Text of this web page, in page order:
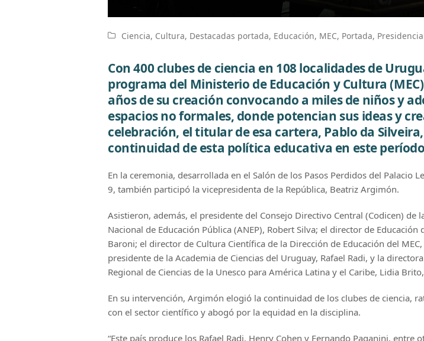
Ciencia, Cultura, Destacadas portada, Educación, MEC, Portada, Presidencia
Con 400 clubes de ciencia en 108 localidades de
programa del Ministerio de Educación y Cultura
años de su creación convocando a miles de niños y
espacios no formales, donde potencian sus ideas y
celebración, el titular de esa cartera, Pablo da
continuidad de esta política educativa en este
En la ceremonia, desarrollada en el Salón de los Pasos Perdidos del Palacio
9, también participó la vicepresidenta de la República, Beatriz Argimón.
Asistieron, además, el presidente del Consejo Directivo Central (Codicen) de
Nacional de Educación Pública (ANEP), Robert Silva; el director de Educación
Baroni; el director de Cultura Científica de la Dirección de Educación del
presidente de la Academia de Ciencias del Uruguay, Rafael Radi, y la
Regional de Ciencias de la Unesco para América Latina y el Caribe, Lidia
En su intervención, Argimón elogió la continuidad de los clubes de ciencia,
con el sector científico y abogó por la equidad en la disciplina.
“Este país produce los Rafael Radi, Henry Cohen y Fernando Paganini, entre